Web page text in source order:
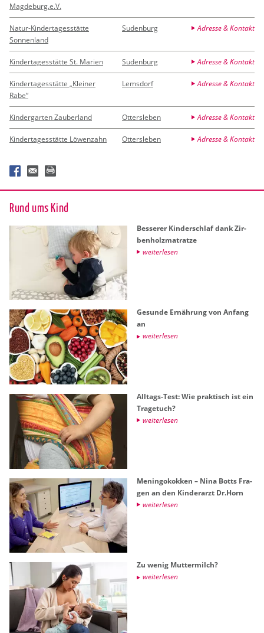
Magdeburg.e.V.
Natur-Kindertagesstätte
Sonnenland
Sudenburg Adresse & Kontakt
Kindertagesstätte St. Marien Sudenburg Adresse & Kontakt
Kindertagesstätte „Kleiner
Rabe“
Lemsdorf Adresse & Kontakt
Kindergarten Zauberland Ottersleben Adresse & Kontakt
Kindertagesstätte Löwenzahn Ottersleben Adresse & Kontakt
Rund ums Kind
Bes­se­rer Kin­der­schlaf dank Zir­
ben­holz­ma­trat­ze
wei­ter­le­sen
Ge­sun­de Er­näh­rung von An­fang
an
wei­ter­le­sen
All­tags-Test: Wie prak­tisch ist ein
Tra­ge­tuch?
wei­ter­le­sen
Me­nin­go­kok­ken – Nina Botts Fra­
gen an den Kin­der­arzt Dr.​Horn
wei­ter­le­sen
Zu wenig Mut­ter­milch?
wei­ter­le­sen